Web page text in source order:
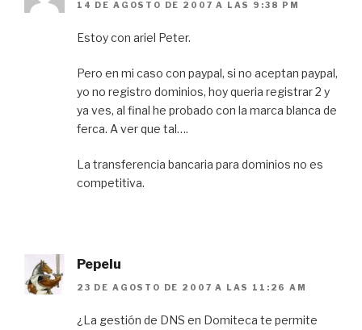
14 DE AGOSTO DE 2007 A LAS 9:38 PM
Estoy con ariel Peter.
Pero en mi caso con paypal, si no aceptan paypal,
yo no registro dominios, hoy queria registrar 2 y
ya ves, al final he probado con la marca blanca de
ferca. A ver que tal….
La transferencia bancaria para dominios no es
competitiva.
Pepelu
23 DE AGOSTO DE 2007 A LAS 11:26 AM
¿La gestión de DNS en Domiteca te permite